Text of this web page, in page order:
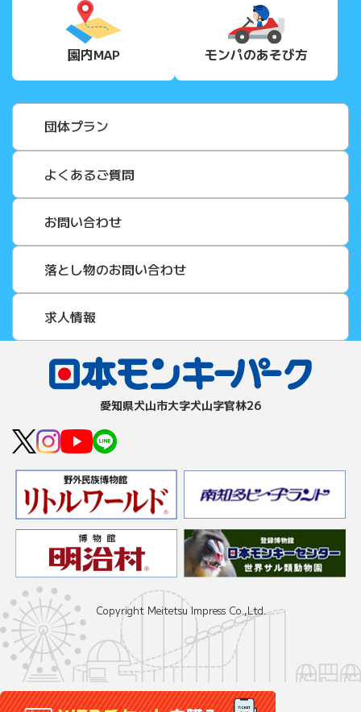
園内MAP モンパのあそび方
団体プラン
よくあるご質問
お問い合わせ
落とし物のお問い合わせ
求人情報
愛知県⽝⼭市⼤字⽝⼭字官林26
Copyright Meitetsu Impress Co.,Ltd.